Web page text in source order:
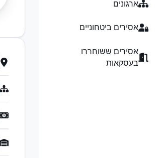
ארגונים
אסירים ביטחוניים
אסירים ששוחררו
בעסקאות